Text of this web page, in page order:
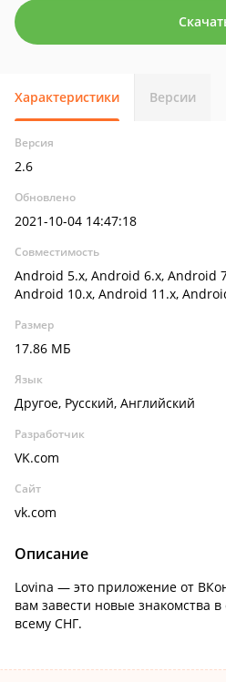
Характеристики Версии
Версия
2.6
Обновлено
2021-10-04 14:47:18
Совместимость
Android 5.x, Android 6.x, Android
Android 10.x, Android 11.x,
Размер
17.86 МБ
Язык
Другое, Русский, Английский
Разработчик
VK.com
Сайт
vk.com
Описание
Lovina — это приложение от
вам завести новые знакомства
всему СНГ.